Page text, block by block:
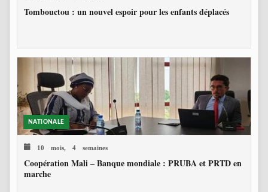
Tombouctou : un nouvel espoir pour les enfants déplacés
NATIONALE
10 mois, 4 semaines
Coopération Mali – Banque mondiale : PRUBA et PRTD en
marche